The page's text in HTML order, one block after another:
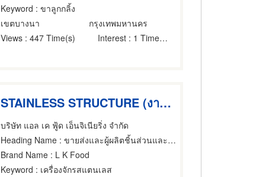
Keyword : ขาลูกกลิ้ง
เขตบางนา
กรุงเทพมหานคร
Views : 447 Time(s) Interest : 1 Time(s)
STAINLESS STRUCTURE (งานโครงสร้างสแตนเลส)
บริษัท แอล เค ฟู้ด เอ็นจิเนียริ่ง จำกัด
Heading Name : ขายส่งและผู้ผลิตชิ้นส่วนและอะไหล่เครื่องจักรกล,เครื่องจักรกลจัดสร้างตามสั่ง,เครื่องจักร
Brand Name : L K Food
Keyword : เครื่องจักรสแตนเลส